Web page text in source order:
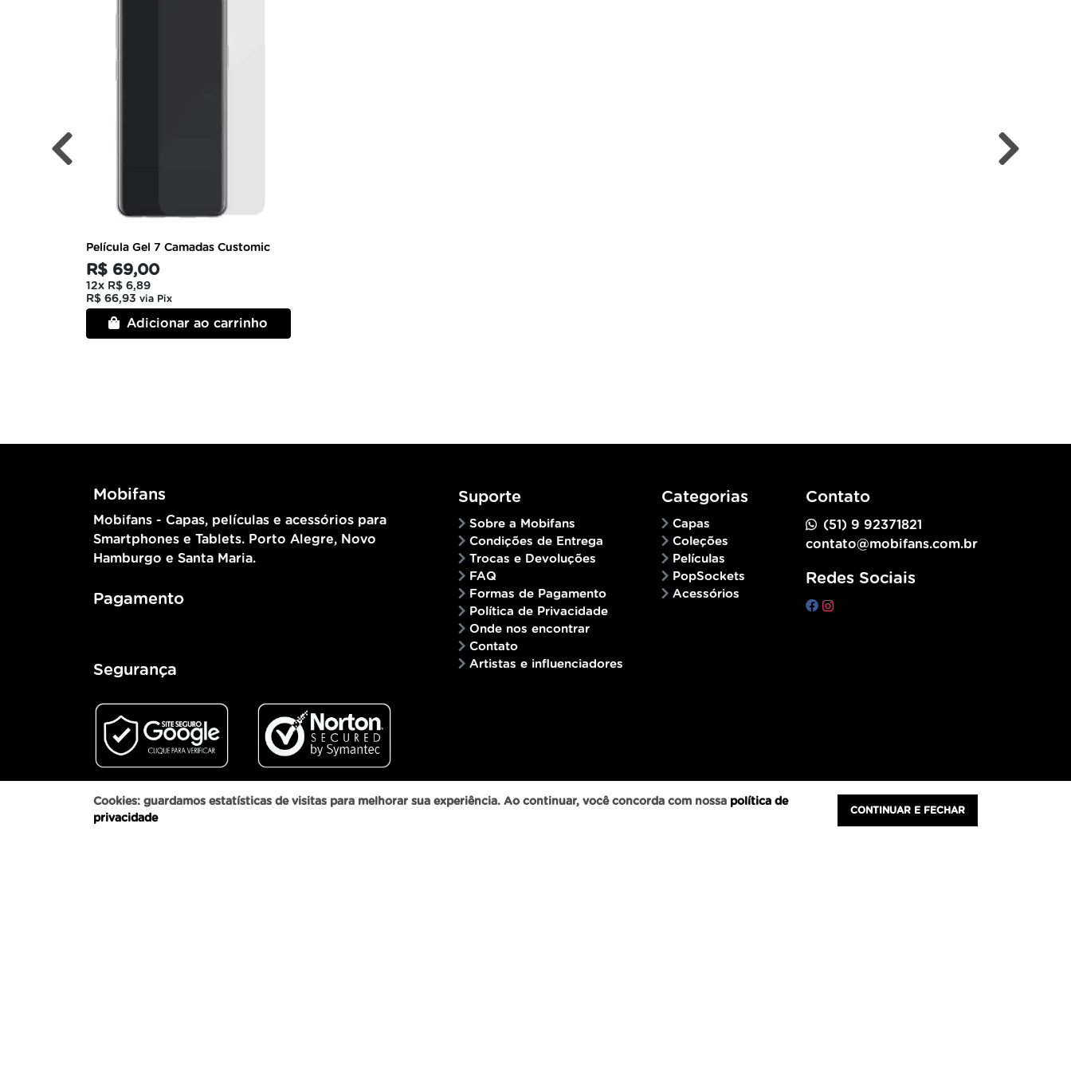
Película Gel 7 Camadas Customic
R$ 69,00
12x R$ 6,89
R$ 66,93 via Pix
Adicionar ao carrinho
Contato
(51) 9 92371821
contato@mobifans.com.br
Redes Sociais
Suporte
Sobre a Mobifans
Condições de Entrega
Trocas e Devoluções
FAQ
Formas de Pagamento
Política de Privacidade
Onde nos encontrar
Contato
Artistas e influenciadores
Categorias
Capas
Coleções
Películas
PopSockets
Acessórios
Mobifans
Mobifans - Capas, películas e acessórios para
Smartphones e Tablets. Porto Alegre, Novo
Hamburgo e Santa Maria.
Pagamento
Segurança
Cookies: guardamos estatísticas de visitas para melhorar sua experiência. Ao continuar, você concorda com nossa política de
privacidade
CONTINUAR E FECHAR